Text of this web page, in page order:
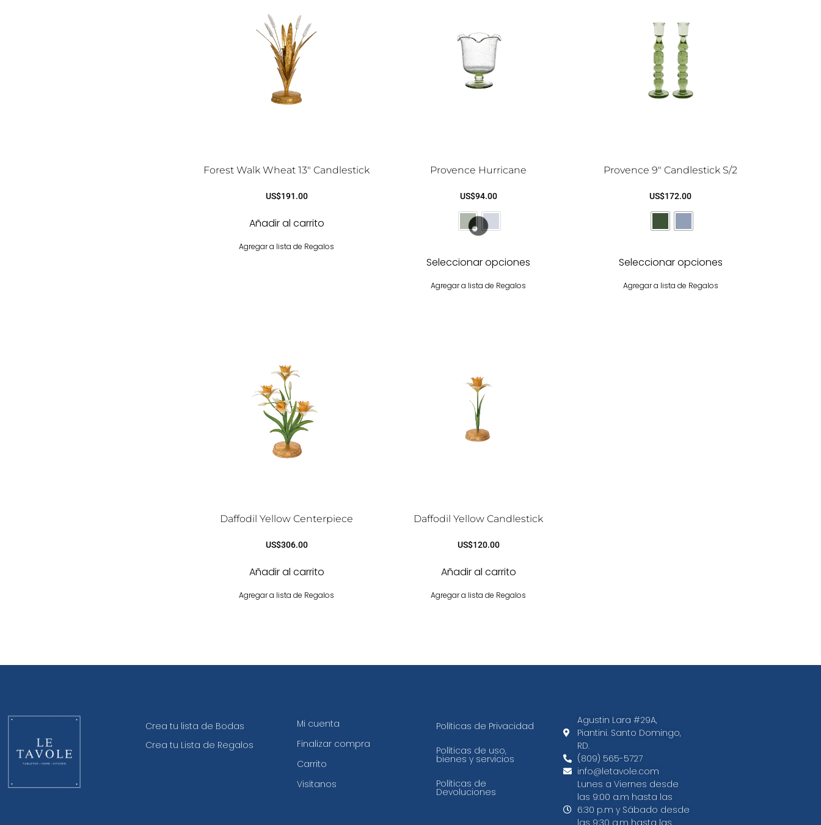
Forest Walk Wheat 13″ Candlestick
US$191.00
Añadir al carrito
Agregar a lista de Regalos
Provence Hurricane
US$94.00
Seleccionar opciones
Agregar a lista de Regalos
Provence 9″ Candlestick S/2
US$172.00
Seleccionar opciones
Agregar a lista de Regalos
Daffodil Yellow Centerpiece
US$306.00
Añadir al carrito
Agregar a lista de Regalos
Daffodil Yellow Candlestick
US$120.00
Añadir al carrito
Agregar a lista de Regalos
Crea tu lista de Bodas
Crea tu Lista de Regalos
Mi cuenta
Finalizar compra
Carrito
Visítanos
Políticas de Privacidad
Políticas de uso,
bienes y servicios
Políticas de
Devoluciones
Agustin Lara #29A,
Piantini. Santo Domingo,
RD.​
(809) 565-5727
info@letavole.com
Lunes a Viernes desde
las 9:00 a.m hasta las
6:30 p.m y Sábado desde
las 9:30 a.m hasta las